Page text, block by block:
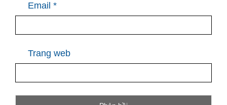
Email *
Trang web